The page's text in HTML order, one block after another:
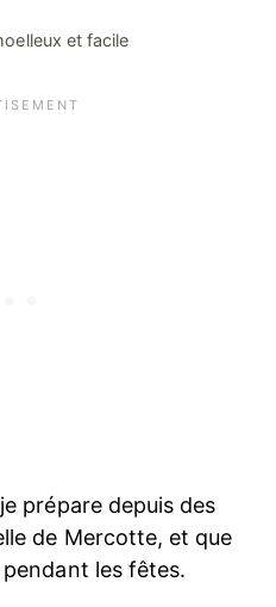
et facile
prépare depuis des
de Mercotte, et que
pendant les fêtes.